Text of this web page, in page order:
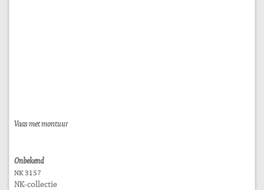
Vaas met montuur
Onbekend
NK 3157
NK-collectie